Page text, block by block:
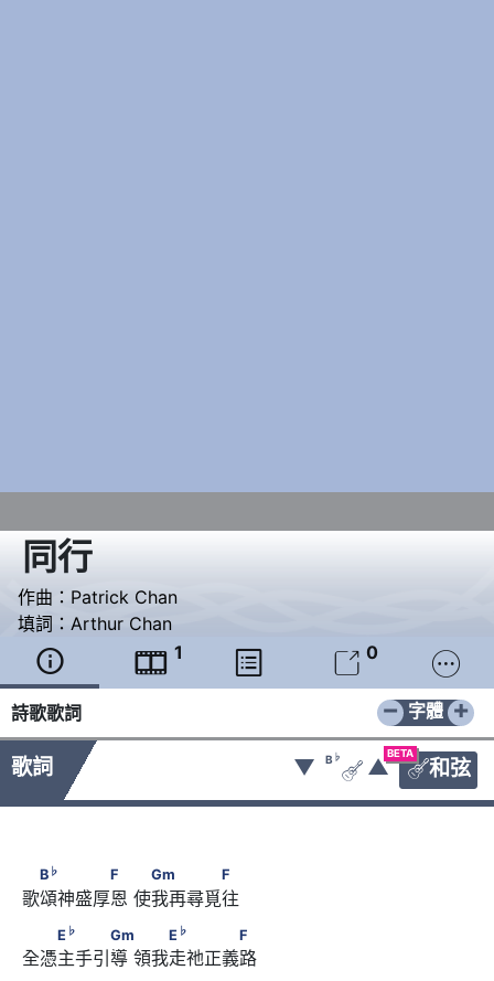
同行
作曲： Patrick Chan
填詞： Arthur Chan
  1   0 
詩歌歌詞 − +
字體
歌詞
BETA
和弦
▼ B ♭
 ▲
B ♭ F　      　Gm　　　　F
B ♭ F Gm F
歌頌神盛厚恩 使我再尋覓往
E ♭ Gm　      　　E
E ♭ Gm E ♭ F
全憑主手引導 領我走祂正義路